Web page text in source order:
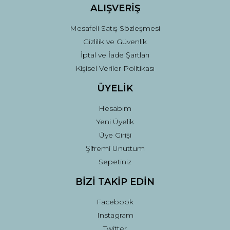
ALIŞVERİŞ
Mesafeli Satış Sözleşmesi
Gizlilik ve Güvenlik
İptal ve İade Şartları
Kişisel Veriler Politikası
ÜYELİK
Hesabım
Yeni Üyelik
Üye Girişi
Şifremi Unuttum
Sepetiniz
BİZİ TAKİP EDİN
Facebook
Instagram